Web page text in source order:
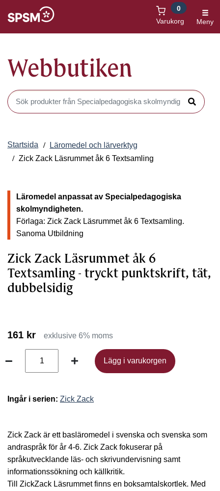
Varukorg
0
Meny
Webbutiken
Sök produkter i Webbutiken
Sök
Startsida
Läromedel och lärverktyg
Zick Zack Läsrummet åk 6 Textsamling
Läromedel anpassat av Specialpedagogiska
skolmyndigheten.
Förlaga: Zick Zack Läsrummet åk 6 Textsamling.
Sanoma Utbildning
Zick Zack Läsrummet åk 6
Textsamling - tryckt punktskrift, tät,
dubbelsidig
161 kr exklusive 6% moms
Lägg i varukorgen
Lägg i varukorgen
Ingår i serien: Zick Zack
Zick Zack är ett basläromedel i svenska och svenska som
andraspråk för år 4-6. Zick Zack fokuserar på
språkutvecklande läs- och skrivundervisning samt
informationssökning och källkritik.
Till ZickZack Läsrummet finns en boksamtalskortlek. Med